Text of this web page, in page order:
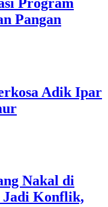
Pangan
Adik Ipar
Nakal di
Konflik,